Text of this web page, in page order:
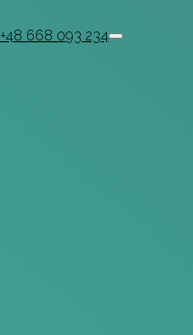
+48 668 093 234